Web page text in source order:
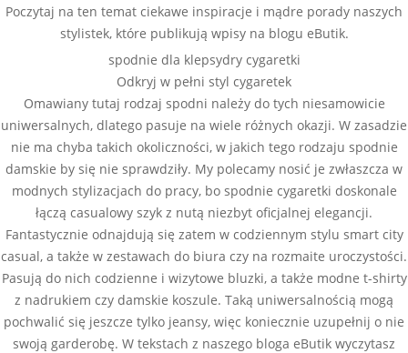
Poczytaj na ten temat ciekawe inspiracje i mądre porady naszych
stylistek, które publikują wpisy na blogu eButik.
spodnie dla klepsydry cygaretki
Odkryj w pełni styl cygaretek
Omawiany tutaj rodzaj spodni należy do tych niesamowicie
uniwersalnych, dlatego pasuje na wiele różnych okazji. W zasadzie
nie ma chyba takich okoliczności, w jakich tego rodzaju spodnie
damskie by się nie sprawdziły. My polecamy nosić je zwłaszcza w
modnych stylizacjach do pracy, bo spodnie cygaretki doskonale
łączą casualowy szyk z nutą niezbyt oficjalnej elegancji.
Fantastycznie odnajdują się zatem w codziennym stylu smart city
casual, a także w zestawach do biura czy na rozmaite uroczystości.
Pasują do nich codzienne i wizytowe bluzki, a także modne t-shirty
z nadrukiem czy damskie koszule. Taką uniwersalnością mogą
pochwalić się jeszcze tylko jeansy, więc koniecznie uzupełnij o nie
swoją garderobę. W tekstach z naszego bloga eButik wyczytasz